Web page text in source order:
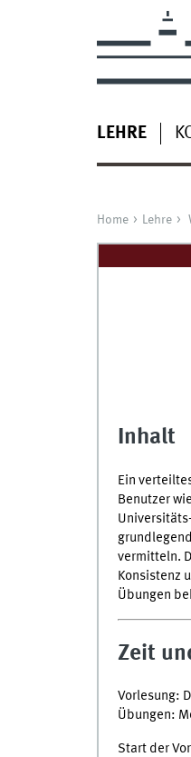
LEHRE
Home Lehre
Inhalt
Ein
Benutzer
vermitteln.
Konsistenz
Übungen
Zeit
Vorlesung:
Übungen:
Start der